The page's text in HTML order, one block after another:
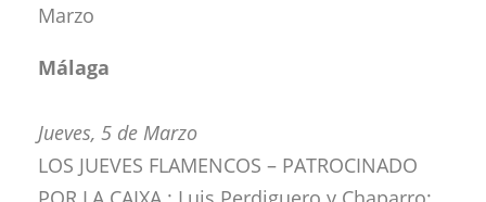
Marzo
Málaga
Jueves, 5 de Marzo
LOS JUEVES FLAMENCOS – PATROCINADO